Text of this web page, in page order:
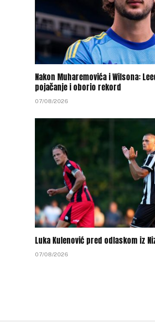
Nakon Muharemovića i Wilsona:
pojačanje i oborio rekord
07/08/2026
Luka Kulenović pred odlaskom iz
07/08/2026